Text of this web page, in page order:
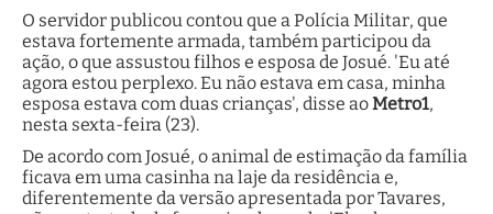
O servidor publicou contou que a Polícia Militar, que
estava fortemente armada, também participou da
ação, o que assustou filhos e esposa de Josué. 'Eu até
agora estou perplexo. Eu não estava em casa, minha
esposa estava com duas crianças', disse aoMetro1,
nesta sexta-feira (23).
De acordo com Josué, o animal de estimação da família
ficava em uma casinha na laje da residência e,
diferentemente da versão apresentada por Tavares,